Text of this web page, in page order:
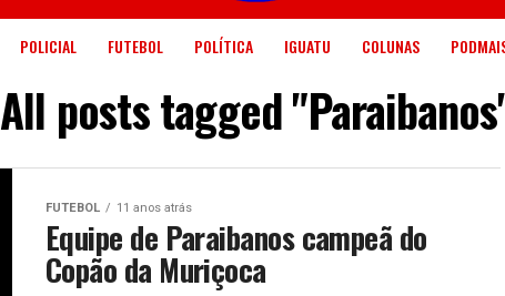
POLICIAL FUTEBOL POLÍTICA IGUATU COLUNAS
All posts tagged
FUTEBOL 11 anos atrás
Equipe de Paraibanos campeã do
Copão da Muriçoca